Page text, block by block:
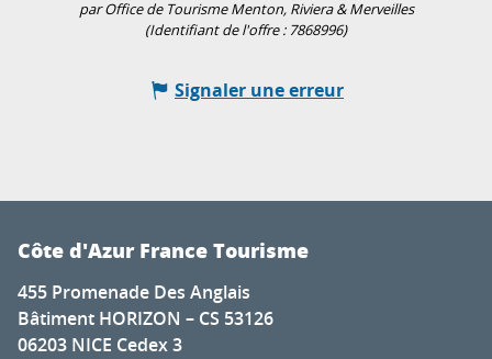
par Office de Tourisme Menton, Riviera & Merveilles
(Identifiant de l'offre : 7868996)
Signaler une erreur
Côte d'Azur France Tourisme
455 Promenade Des Anglais
Bâtiment HORIZON – CS 53126
06203 NICE Cedex 3